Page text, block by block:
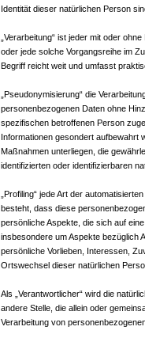
Identität dieser natürlichen Person
„Verarbeitung“ ist jeder mit oder
oder jede solche Vorgangsreihe im
Begriff reicht weit und umfasst
„Pseudonymisierung“ die
personenbezogenen Daten ohne
spezifischen betroffenen Person
Informationen gesondert aufbewahrt
Maßnahmen unterliegen, die
identifizierten oder identifizierbaren
„Profiling“ jede Art der
besteht, dass diese
persönliche Aspekte, die sich auf
insbesondere um Aspekte bezüglich
persönliche Vorlieben, Interessen,
Ortswechsel dieser natürlichen
Als „Verantwortlicher“ wird die
andere Stelle, die allein oder
Verarbeitung von